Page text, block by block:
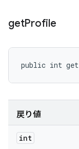
getProfile
public int
戻り値
int